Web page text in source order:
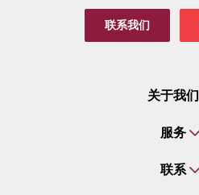
联系我们
关于我们
服务
联系